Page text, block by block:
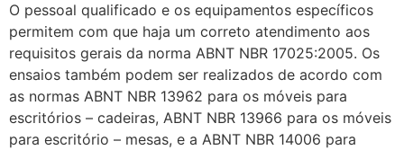
O pessoal qualificado e os equipamentos específicos
permitem com que haja um correto atendimento aos
requisitos gerais da norma ABNT NBR 17025:2005. Os
ensaios também podem ser realizados de acordo com
as normas ABNT NBR 13962 para os móveis para
escritórios – cadeiras, ABNT NBR 13966 para os móveis
para escritório – mesas, e a ABNT NBR 14006 para